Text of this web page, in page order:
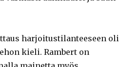
harjoitustilanteeseen oli
kieli. Rambert on